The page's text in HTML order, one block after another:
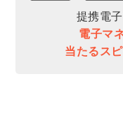
提携電
電子マ
当たるス